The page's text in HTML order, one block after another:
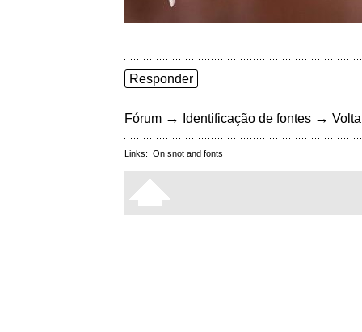
Responder
Fórum → Identificação de fontes →
Links: On snot and fonts